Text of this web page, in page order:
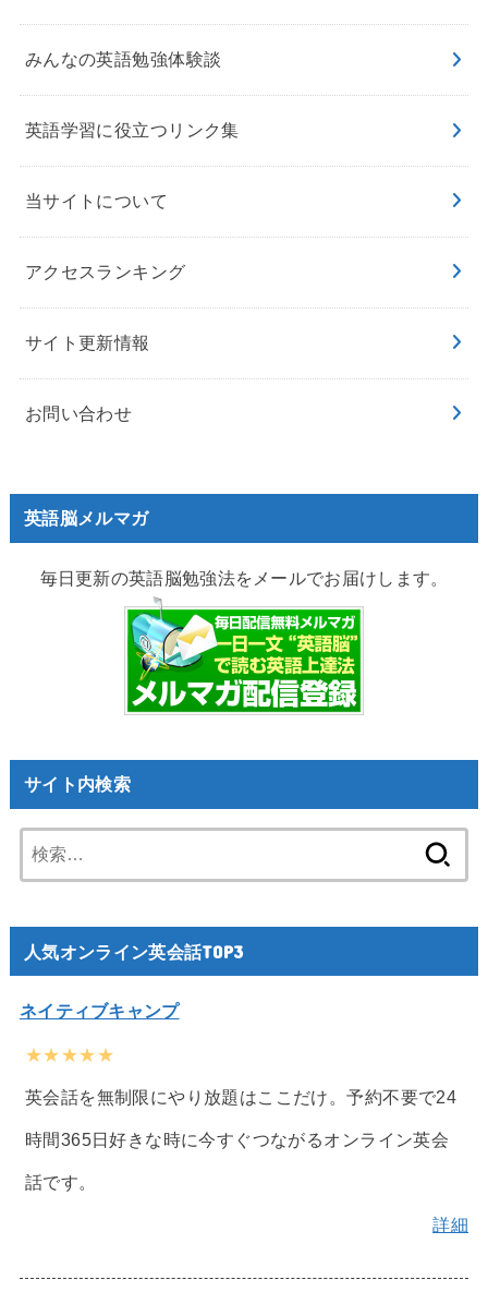
みんなの英語勉強体験談
英語学習に役立つリンク集
当サイトについて
アクセスランキング
サイト更新情報
お問い合わせ
英語脳メルマガ
毎日更新の英語脳勉強法をメールでお届けします。
サイト内検索
索:
人気オンライン英会話TOP3
ネイティブキャンプ
★★★★★
英会話を無制限にやり放題はここだけ。予約不要で24
時間365日好きな時に今すぐつながるオンライン英会
話です。
詳細